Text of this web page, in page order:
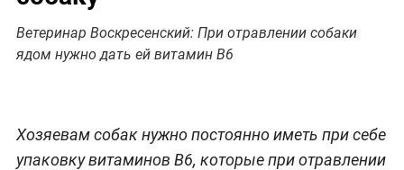
Ветеринар Воскресенский: При отравлении собаки
ядом нужно дать ей витамин В6
Хозяевам собак нужно постоянно иметь при себе
упаковку витаминов В6, которые при отравлении